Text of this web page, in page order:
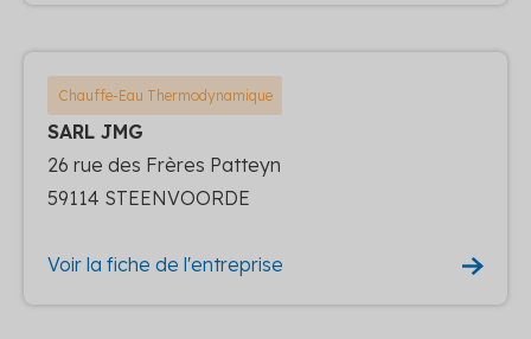
Chauffe-Eau Thermodynamique
SARL JMG
26 rue des Frères Patteyn
59114 STEENVOORDE
Voir la fiche de l'entreprise